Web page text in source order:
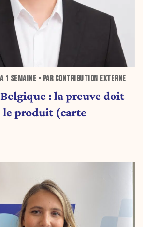
1 SEMAINE • PAR CONTRIBUTION EXTERNE
: la preuve doit
le produit (carte